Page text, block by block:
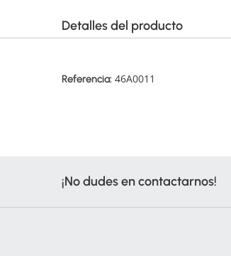
Detalles del producto
Referencia: 46A0011
¡No dudes en contactarnos!